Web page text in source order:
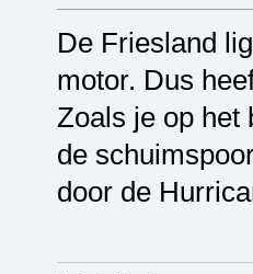
De Friesland
motor. Dus
Zoals je op het
de
door de